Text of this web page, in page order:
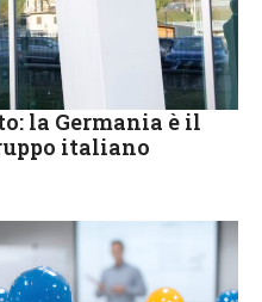
la Germania è il
italiano